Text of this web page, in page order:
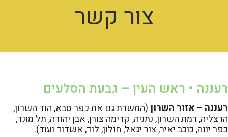
צור קשר
רעננה • ראש העין – גבעת הסלעים
רעננה – אזור השרון (המשרת גם את כפר סבא, הוד השרון,
הרצליה, רמת השרון, נתניה, קדימה צורן, אבן יהודה, תל מונד,
כפר יונה, כוכב יאיר, צור יגאל, חולון, לוד, אשדוד ועוד).